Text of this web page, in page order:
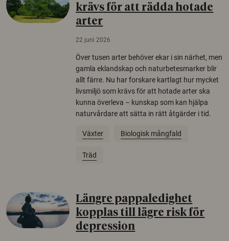
krävs för att rädda hotade
arter
22 juni 2026
Över tusen arter behöver ekar i sin närhet, men
gamla eklandskap och naturbetesmarker blir
allt färre. Nu har forskare kartlagt hur mycket
livsmiljö som krävs för att hotade arter ska
kunna överleva – kunskap som kan hjälpa
naturvårdare att sätta in rätt åtgärder i tid.
Växter Biologisk mångfald
Träd
Längre pappaledighet
kopplas till lägre risk för
depression